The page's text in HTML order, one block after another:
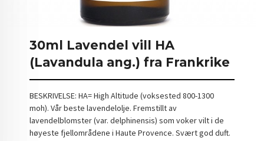
30ml Lavendel vill HA
(Lavandula ang.) fra Frankrike
BESKRIVELSE: HA= High Altitude (voksested 800-1300
moh). Vår beste lavendelolje. Fremstillt av
lavendelblomster (var. delphinensis) som voker vilt i de
høyeste fjellområdene i Haute Provence. Svært god duft.